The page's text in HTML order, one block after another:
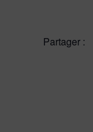
Partager :